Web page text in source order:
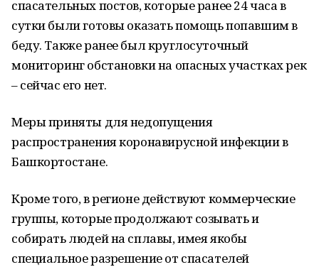
спасательных постов, которые ранее 24 часа в
сутки были готовы оказать помощь попавшим в
беду. Также ранее был круглосуточный
мониторинг обстановки на опасных участках рек
– сейчас его нет.
Меры приняты для недопущения
распространения коронавирусной инфекции в
Башкортостане.
Кроме того, в регионе действуют коммерческие
группы, которые продолжают созывать и
собирать людей на сплавы, имея якобы
специальное разрешение от спасателей